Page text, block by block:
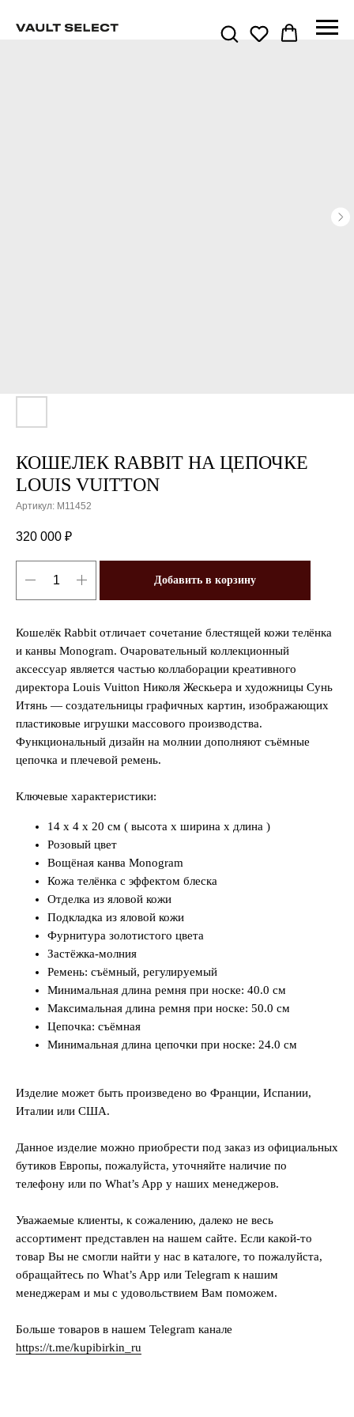
КОШЕЛЕК RABBIT НА ЦЕПОЧКЕ
LOUIS VUITTON
Артикул: M11452
320 000 ₽
Добавить в корзину
Кошелёк Rabbit отличает сочетание блестящей кожи телёнка
и канвы Monogram. Очаровательный коллекционный
аксессуар является частью коллаборации креативного
директора Louis Vuitton Николя Жескьера и художницы Сунь
Итянь — создательницы графичных картин, изображающих
пластиковые игрушки массового производства.
Функциональный дизайн на молнии дополняют съёмные
цепочка и плечевой ремень.
Ключевые характеристики:
14 x 4 x 20 см ( высота x ширина x длина )
Розовый цвет
Вощёная канва Monogram
Кожа телёнка с эффектом блеска
Отделка из яловой кожи
Подкладка из яловой кожи
Фурнитура золотистого цвета
Застёжка-молния
Ремень: съёмный, регулируемый
Минимальная длина ремня при носке: 40.0 см
Максимальная длина ремня при носке: 50.0 см
Цепочка: съёмная
Минимальная длина цепочки при носке: 24.0 см
Изделие может быть произведено во Франции, Испании,
Италии или США.
Данное изделие можно приобрести под заказ из официальных
бутиков Европы, пожалуйста, уточняйте наличие по
телефону или по What’s App у наших менеджеров.
Уважаемые клиенты, к сожалению, далеко не весь
ассортимент представлен на нашем сайте. Если какой-то
товар Вы не смогли найти у нас в каталоге, то пожалуйста,
обращайтесь по What’s App или Telegram к нашим
менеджерам и мы с удовольствием Вам поможем.
Больше товаров в нашем Telegram канале
https://t.me/kupibirkin_ru